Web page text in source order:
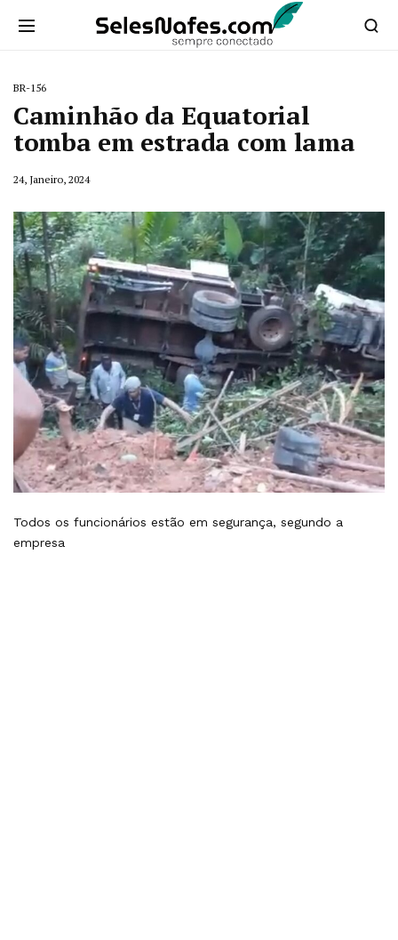
BR-156
Caminhão da Equatorial
tomba em estrada com lama
24, Janeiro, 2024
Todos os funcionários estão em segurança, segundo a
empresa